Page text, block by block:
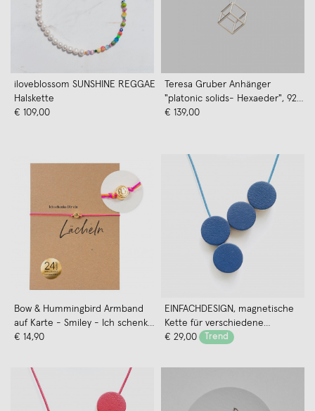
iloveblossom SUNSHINE REGGAE
Halskette
€ 109,00
Teresa Gruber Anhänger
"platonic solids- Hexaeder", 925
Silber
€ 139,00
Bow & Hummingbird Armband
auf Karte - Smiley - Ich schenke
dir ein Lächeln
€ 14,90
EINFACHDESIGN, magnetische
Kette für verschiedene
Kettenformationen, Leder auf
€ 29,00 Trend